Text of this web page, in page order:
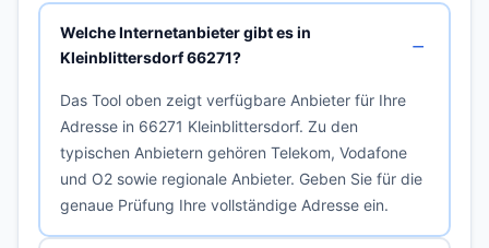
Welche Internetanbieter gibt es in
Kleinblittersdorf 66271?
Das Tool oben zeigt verfügbare Anbieter für Ihre
Adresse in 66271 Kleinblittersdorf. Zu den
typischen Anbietern gehören Telekom, Vodafone
und O2 sowie regionale Anbieter. Geben Sie für die
genaue Prüfung Ihre vollständige Adresse ein.